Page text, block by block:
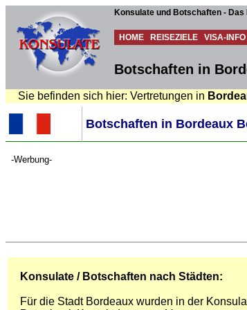
Konsulate und Botschaften -
HOME REISEZIELE VISA-INFO
Botschaften in
Sie befinden sich hier: Vertretungen in
Botschaften in Bordeaux
-Werbung-
Konsulate / Botschaften nach Städten:
Für die Stadt Bordeaux wurden in der